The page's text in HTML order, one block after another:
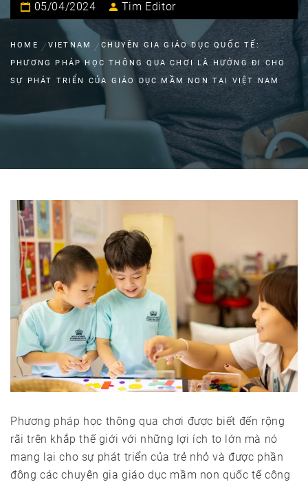
05/04/2024 Tim Editor
HOME VIETNAM
CHUYÊN GIA GIÁO DỤC QUỐC TẾ:
PHƯƠNG PHÁP HỌC THÔNG QUA CHƠI LÀ HƯỚNG ĐI CHO
SỰ PHÁT TRIỂN CỦA GIÁO DỤC MẦM NON TẠI VIỆT NAM
Phương pháp học thông qua chơi được biết đến rộng
rãi trên khắp thế giới với những lợi ích to lớn mà nó
mang lại cho sự phát triển của trẻ nhỏ và được phần
đông các chuyên gia giáo dục mầm non quốc tế công